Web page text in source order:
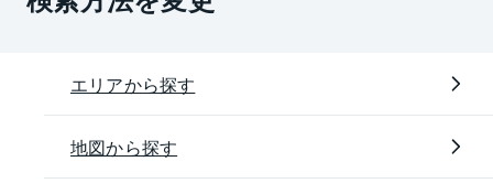
エリアから探す
地図から探す